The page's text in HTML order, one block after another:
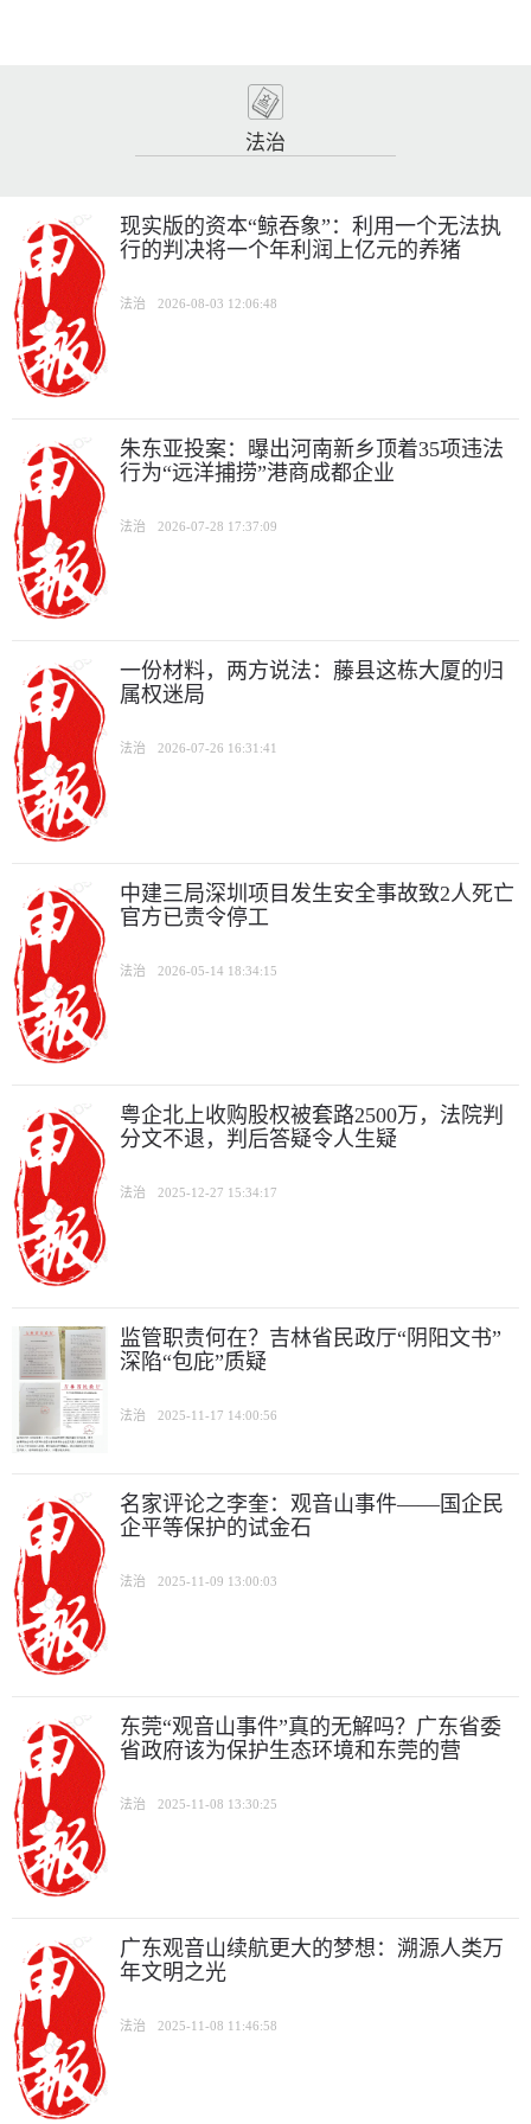
法治
现实版的资本“鲸吞象”：利用一个无法执
行的判决将一个年利润上亿元的养猪
法治 2026-08-03 12:06:48
朱东亚投案：曝出河南新乡顶着35项违法
行为“远洋捕捞”港商成都企业
法治 2026-07-28 17:37:09
一份材料，两方说法：藤县这栋大厦的归
属权迷局
法治 2026-07-26 16:31:41
中建三局深圳项目发生安全事故致2人死亡
官方已责令停工
法治 2026-05-14 18:34:15
粤企北上收购股权被套路2500万，法院判
分文不退，判后答疑令人生疑
法治 2025-12-27 15:34:17
监管职责何在？吉林省民政厅“阴阳文书”
深陷“包庇”质疑
法治 2025-11-17 14:00:56
名家评论之李奎：观音山事件——国企民
企平等保护的试金石
法治 2025-11-09 13:00:03
东莞“观音山事件”真的无解吗？广东省委
省政府该为保护生态环境和东莞的营
法治 2025-11-08 13:30:25
广东观音山续航更大的梦想：溯源人类万
年文明之光
法治 2025-11-08 11:46:58